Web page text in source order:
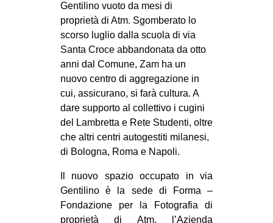
CINEMA
MANIFESTI
MUSICA
RECENSIONI
INTERNAZIONALE
AFRICA
AMERICHE
ESTREMO ORIENTE
EUROPA
MEDIO ORIENTE
MONDO
Gentilino vuoto da mesi di
proprietà di Atm. Sgomberato lo
scorso luglio dalla scuola di via
Santa Croce abbandonata da otto
anni dal Comune, Zam ha un
nuovo centro di aggregazione in
cui, assicurano, si farà cultura. A
dare supporto al collettivo i cugini
del Lambretta e Rete Studenti, oltre
che altri centri autogestiti milanesi,
di Bologna, Roma e Napoli.
Il nuovo spazio occupato in via
Gentilino è la sede di Forma –
Fondazione per la Fotografia di
proprietà di Atm, l’Azienda